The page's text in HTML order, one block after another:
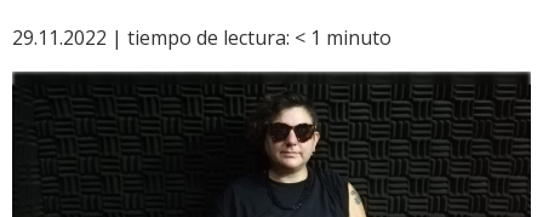
29.11.2022 | tiempo de lectura: < 1 minuto